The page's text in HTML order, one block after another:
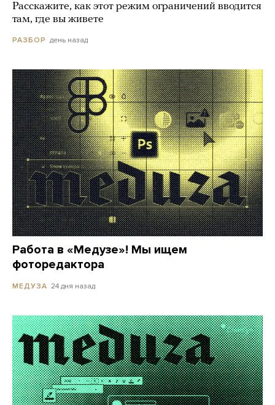
Расскажите, как этот режим ограничений вводится
там, где вы живете
РАЗБОР день назад
Работа в «Медузе»! Мы ищем
фоторедактора
МЕДУЗА 24 дня назад